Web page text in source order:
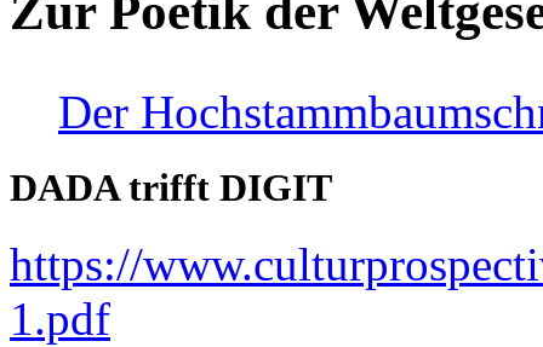
Der
DADA trifft DIGIT
https://
1.pdf